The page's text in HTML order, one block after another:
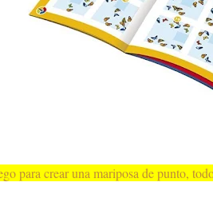
para crear una mariposa de punto,